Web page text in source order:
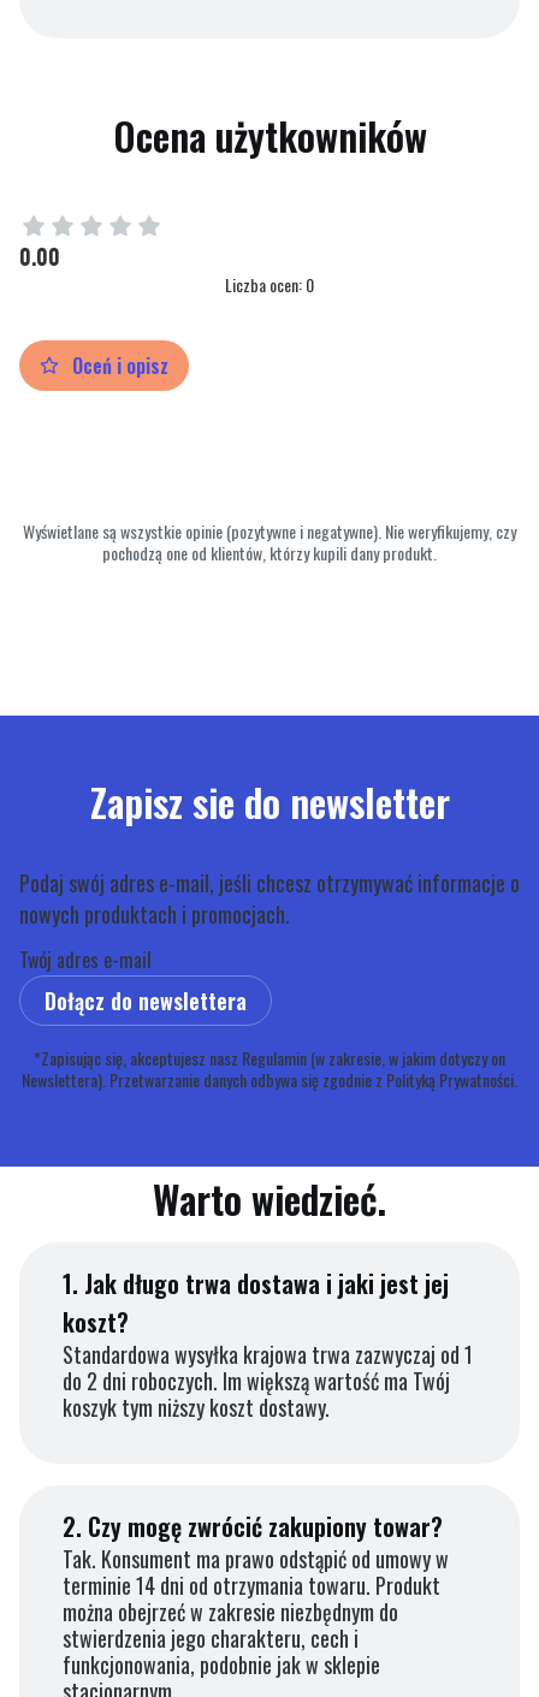
Ocena użytkowników
0.00
Liczba ocen: 0
Oceń i opisz
Wyświetlane są wszystkie opinie (pozytywne i negatywne). Nie weryfikujemy, czy
pochodzą one od klientów, którzy kupili dany produkt.
Zapisz sie do newsletter
Podaj swój adres e-mail, jeśli chcesz otrzymywać informacje o
nowych produktach i promocjach.
Twój adres e-mail
Dołącz do newslettera
*Zapisując się, akceptujesz nasz Regulamin (w zakresie, w jakim dotyczy on
Newslettera). Przetwarzanie danych odbywa się zgodnie z Polityką Prywatności.
Warto wiedzieć.
1. Jak długo trwa dostawa i jaki jest jej
koszt?
Standardowa wysyłka krajowa trwa zazwyczaj od 1
do 2 dni roboczych. Im większą wartość ma Twój
koszyk tym niższy koszt dostawy.
2. Czy mogę zwrócić zakupiony towar?
Tak. Konsument ma prawo odstąpić od umowy w
terminie 14 dni od otrzymania towaru. Produkt
można obejrzeć w zakresie niezbędnym do
stwierdzenia jego charakteru, cech i
funkcjonowania, podobnie jak w sklepie